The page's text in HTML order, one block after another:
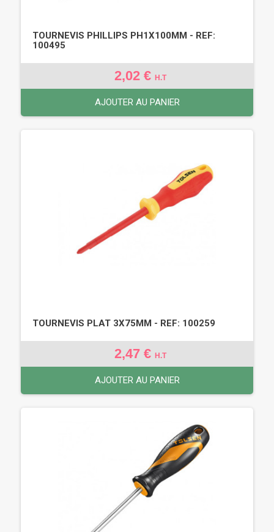
TOURNEVIS PHILLIPS PH1X100MM - REF:
100495
2,02 € H.T
AJOUTER AU PANIER
TOURNEVIS PLAT 3X75MM - REF: 100259
2,47 € H.T
AJOUTER AU PANIER